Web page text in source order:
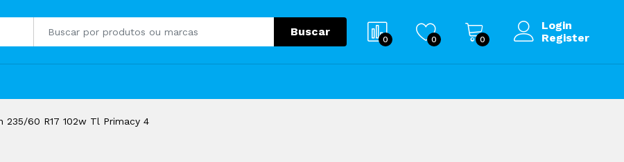
Buscar
0 0 0
Login
Register
235/60 R17 102w Tl Primacy 4